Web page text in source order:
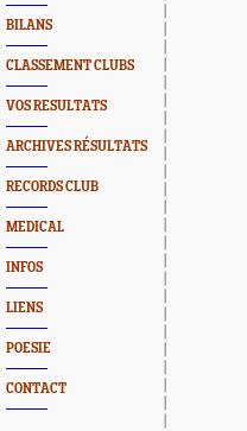
BILANS
CLASSEMENT CLUBS
VOS RESULTATS
ARCHIVES RÉSULTATS
RECORDS CLUB
MEDICAL
INFOS
LIENS
POESIE
CONTACT